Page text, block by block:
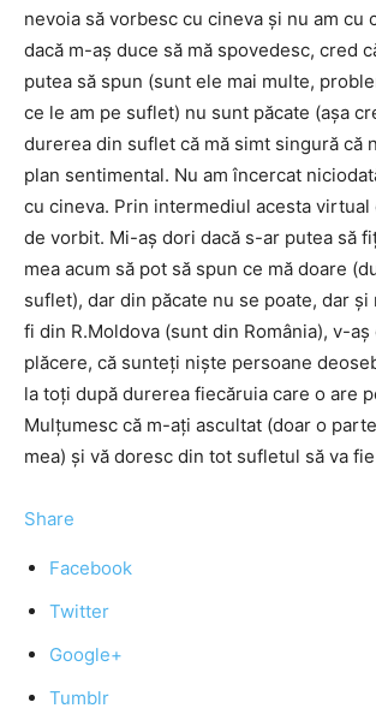
nevoia să vorbesc cu cineva şi nu am cu
dacă m-aş duce să mă spovedesc, cred
putea să spun (sunt ele mai multe,
ce le am pe suflet) nu sunt păcate (aşa
durerea din suflet că mă simt singură că
plan sentimental. Nu am încercat
cu cineva. Prin intermediul acesta virtual
de vorbit. Mi-aş dori dacă s-ar putea să
mea acum să pot să spun ce mă doare
suflet), dar din păcate nu se poate, dar şi
fi din R.Moldova (sunt din România), v-aş
plăcere, că sunteţi nişte persoane
la toţi după durerea fiecăruia care o are
Mulţumesc că m-aţi ascultat (doar o
mea) şi vă doresc din tot sufletul să va
Share
Facebook
Twitter
Google+
Tumblr